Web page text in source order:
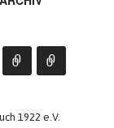
1922 e.V.